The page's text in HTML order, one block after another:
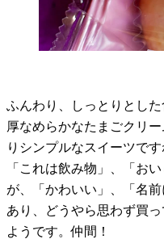
ふんわり、しっとりとし
厚なめらかなたまごクリ
りシンプルなスイーツです
「これは飲み物」、「お
が、「かわいい」、「名
あり、どうやら思わず買
ようです。仲間！